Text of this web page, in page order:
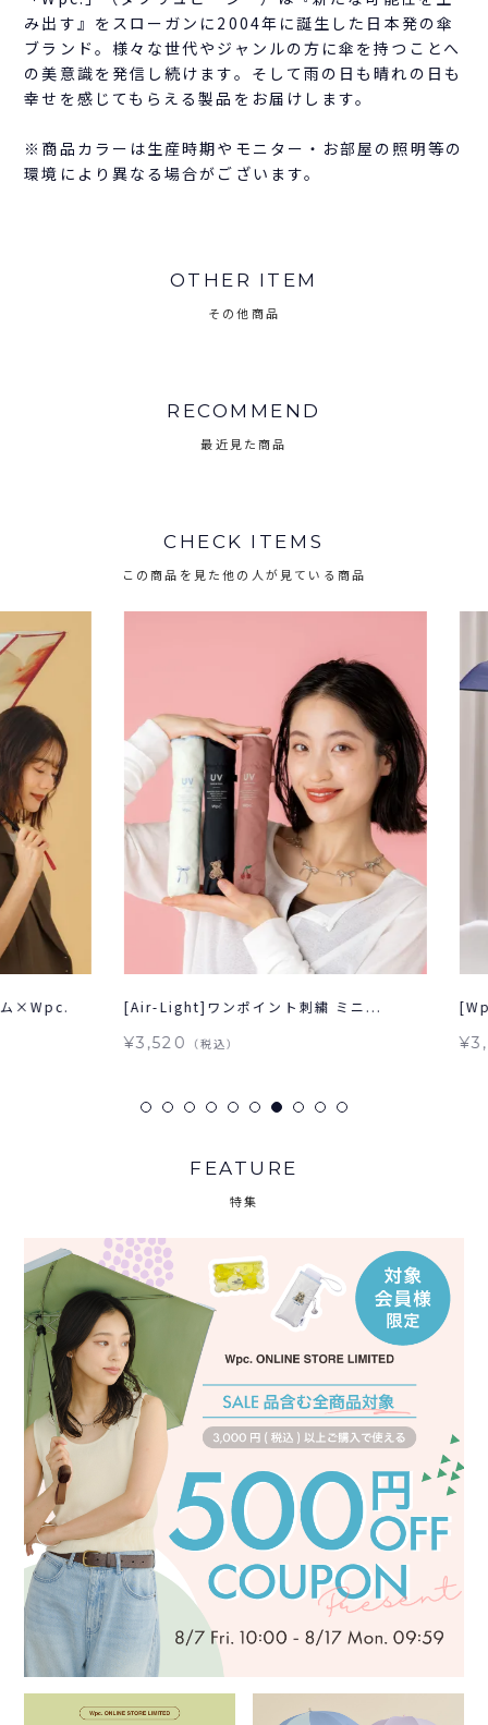
み出す』をスローガンに2004年に誕生した日本発の傘
ブランド。様々な世代やジャンルの方に傘を持つことへ
の美意識を発信し続けます。そして雨の日も晴れの日も
幸せを感じてもらえる製品をお届けします。
※商品カラーは生産時期やモニター・お部屋の照明等の
環境により異なる場合がございます。
OTHER ITEM
その他商品
RECOMMEND
最近見た商品
CHECK ITEMS
この商品を見た他の人が見ている商品
[Air-Light]ワンポイント刺繍 ミニ...
¥3,520（税込）
[Wpc.
FEATURE
特集